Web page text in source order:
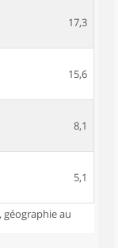
17,3
15,6
8,1
5,1
géographie au